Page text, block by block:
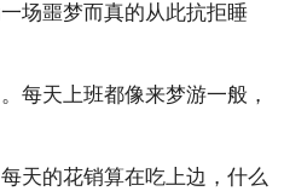
场噩梦而真的从此抗拒睡
每天上班都像来梦游一般，
天的花销算在吃上边，什么